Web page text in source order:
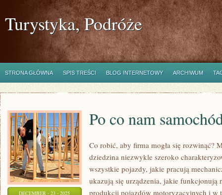
Turystyka, Podróże
STRONA GŁÓWNA SPIS TREŚCI BLOG INTERNETOWY ARCHIWUM
DECEMBER - 23 - 2025
Po co nam
Co robić, aby firma mogła się rozwinąć?
dziedzina niezwykle szeroko
wszystkie pojazdy, jakie pracują
ukazują się urządzenia, jakie funkcjonują
produkcji pojazdów motoryzacyjnych i w